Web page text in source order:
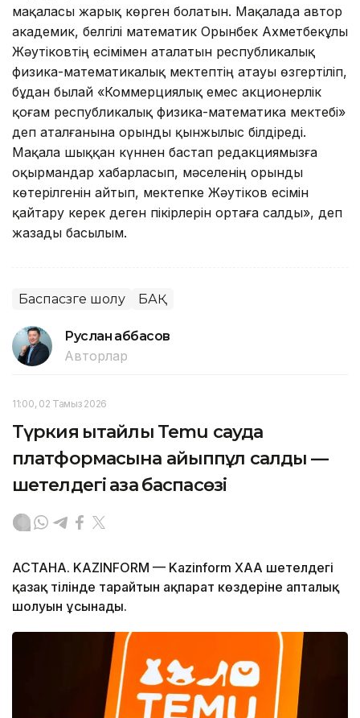
мақаласы жарық көрген болатын. Мақалада автор
академик, белгілі математик Орынбек Ахметбекұлы
Жәутіковтің есімімен аталатын республикалық
физика-математикалық мектептің атауы өзгертіліп,
бұдан былай «Коммерциялық емес акционерлік
қоғам республикалық физика-математика мектебі»
деп аталғанына орынды қынжылыс білдіреді.
Мақала шыққан күннен бастап редакциямызға
оқырмандар хабарласып, мәселенің орынды
көтерілгенін айтып, мектепке Жәутіков есімін
қайтару керек деген пікірлерін ортаға салды», деп
жазады басылым.
Баспасөзге шолу БАҚ
Руслан Ғаббасов
Авторлар
11:00, 02 Тамыз 2026
Түркия қытайлық Temu сауда
платформасына айыппұл салды —
шетелдегі қазақ баспасөзі
АСТАНА. KAZINFORM — Kazinform ХАА шетелдегі
қазақ тілінде тарайтын ақпарат көздеріне апталық
шолуын ұсынады.